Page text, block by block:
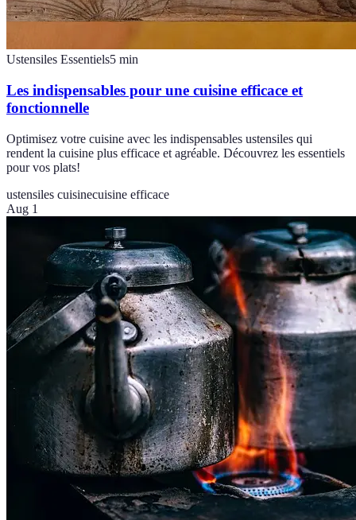
Ustensiles Essentiels5 min
Les indispensables pour une cuisine efficace et
fonctionnelle
Optimisez votre cuisine avec les indispensables ustensiles qui
rendent la cuisine plus efficace et agréable. Découvrez les essentiels
pour vos plats!
ustensiles cuisinecuisine efficace
Aug 1